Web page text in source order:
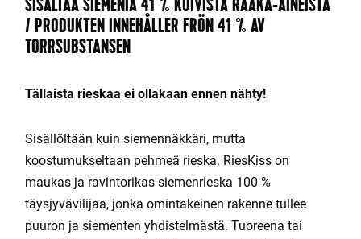
SISÄLTÄÄ SIEMENIÄ 41 % KUIVISTA RAAKA-AINEISTA
/ PRODUKTEN INNEHÅLLER FRÖN 41 % AV
TORRSUBSTANSEN
Tällaista rieskaa ei ollakaan ennen nähty!
Sisällöltään kuin siemennäkkäri, mutta
koostumukseltaan pehmeä rieska. RiesKiss on
maukas ja ravintorikas siemenrieska 100 %
täysjyvävilijaa, jonka omintakeinen rakenne tullee
puuron ja siementen yhdistelmästä. Tuoreena tai